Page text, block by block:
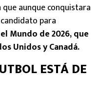
aunque conquistara
para
Mundo de 2026, que
Unidos y Canadá.
ESTÁ DE